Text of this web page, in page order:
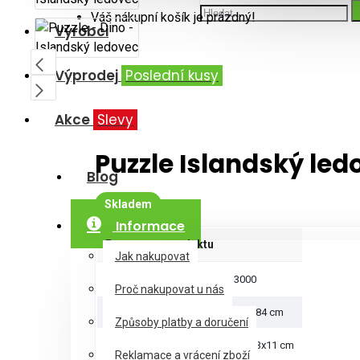
Váš nákupní košík je prázdný!
Výrobci
Výprodej Poslední kusy
Akce Slevy
Blog
Informace
Jak nakupovat
Proč nakupovat u nás
Způsoby platby a doručení
Reklamace a vrácení zboží
Puzzle Islandský
Skladem
Parametry produktu
3000
117x84 cm
30x43x11 cm